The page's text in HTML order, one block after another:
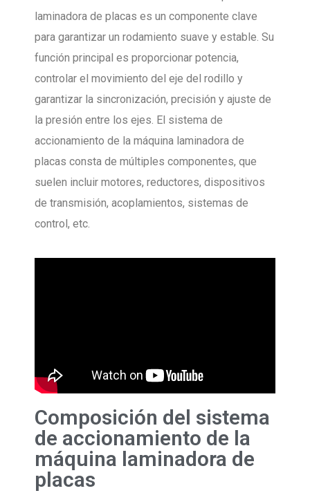
laminadora de placas es un componente clave
para garantizar un rodamiento suave y estable. Su
función principal es proporcionar potencia,
controlar el movimiento del eje del rodillo y
garantizar la sincronización, precisión y ajuste de
la presión entre los ejes. El sistema de
accionamiento de la máquina laminadora de
placas consta de múltiples componentes, que
suelen incluir motores, reductores, dispositivos
de transmisión, acoplamientos, sistemas de
control, etc.
Composición del sistema
de accionamiento de la
máquina laminadora de
placas